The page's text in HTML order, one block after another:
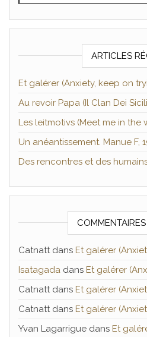
ARTICLES
Et galérer (Anxiety, keep on
Au revoir Papa (Il Clan Dei
Les leitmotivs (Meet me in the
Un anéantissement. Manue F,
Des rencontres et des
Catnattdans Et galérer
Isatagada dans Et galérer
Catnattdans Et galérer
Catnattdans Et galérer
Yvan Lagarrigue dans Et